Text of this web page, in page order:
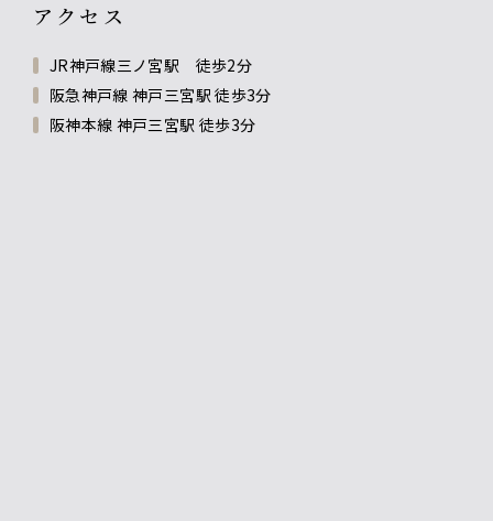
アクセス
JR神戸線三ノ宮駅 徒歩2分
阪急神戸線 神戸三宮駅 徒歩3分
阪神本線 神戸三宮駅 徒歩3分